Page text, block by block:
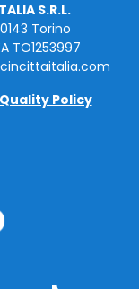
S.R.L.
Torino
TO1253997
Quality Policy